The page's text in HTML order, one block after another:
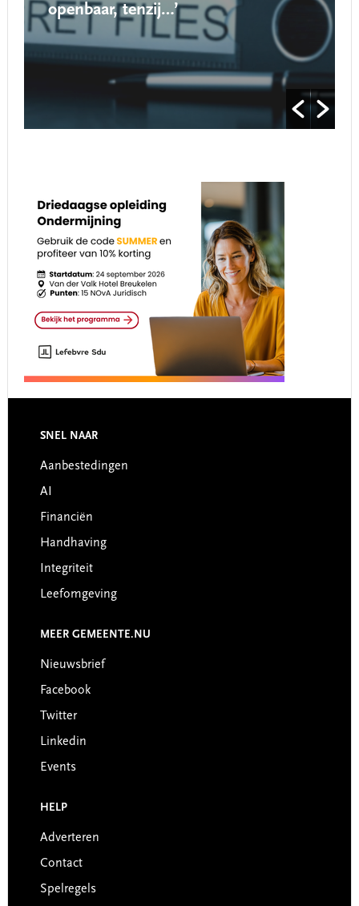
openbaar, tenzij…’
Footer
SNEL NAAR
Aanbestedingen
AI
Financiën
Handhaving
Integriteit
Leefomgeving
MEER GEMEENTE.NU
Nieuwsbrief
Facebook
Twitter
Linkedin
Events
HELP
Adverteren
Contact
Spelregels